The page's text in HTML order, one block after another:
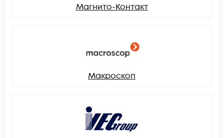
Магнито-Контакт
Макроскоп